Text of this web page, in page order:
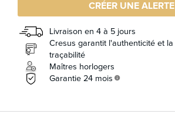
CRÉER UNE ALERTE
Livraison en 4 à 5 jours
Cresus garantit l'authenticité et la
traçabilité
Maîtres horlogers
Garantie 24 mois info